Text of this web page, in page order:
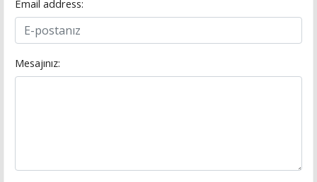
Email address:
Mesajınız: